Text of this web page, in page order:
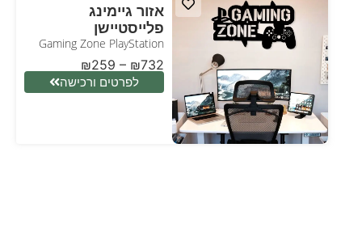
אזור גיימינג
פלייסטיישן
Gaming Zone PlayStation
₪259 – ₪732
לפרטים ורכישה